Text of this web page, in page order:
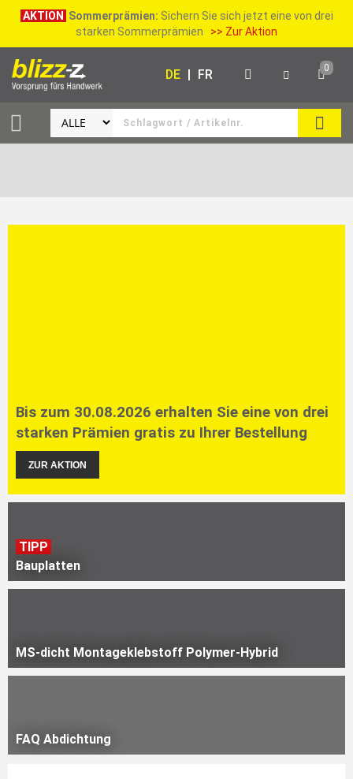
AKTION Sommerprämien: Sichern Sie sich jetzt eine von drei
starken Sommerprämien >> Zur Aktion
SUCHE
DE | FR 0
Bis zum 30.08.2026 erhalten Sie eine von drei
starken Prämien gratis zu Ihrer Bestellung
ZUR AKTION
TIPP
Bauplatten
MS-dicht Montageklebstoff Polymer-Hybrid
FAQ Abdichtung